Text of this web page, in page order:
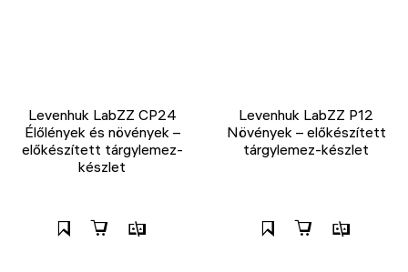
Levenhuk LabZZ CP24
Élőlények és növények –
előkészített tárgylemez-
készlet
Levenhuk LabZZ P12
Növények – előkészített
tárgylemez-készlet